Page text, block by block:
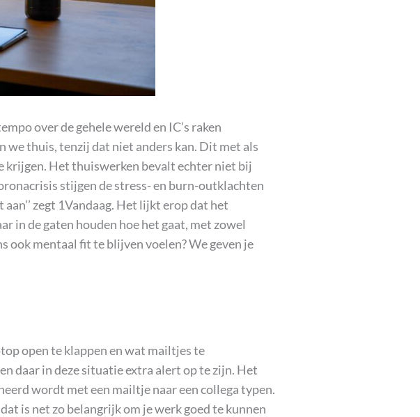
over de gehele wereld en IC’s raken
we thuis, tenzij dat niet anders kan. Dit met als
krijgen. Het thuiswerken bevalt echter niet bij
stijgen de stress- en burn-outklachten
zegt 1Vandaag. Het lijkt erop dat het
in de gaten houden hoe het gaat, met zowel
ook mentaal fit te blijven voelen? We geven je
open te klappen en wat mailtjes te
daar in deze situatie extra alert op te zijn. Het
wordt met een mailtje naar een collega typen.
is net zo belangrijk om je werk goed te kunnen